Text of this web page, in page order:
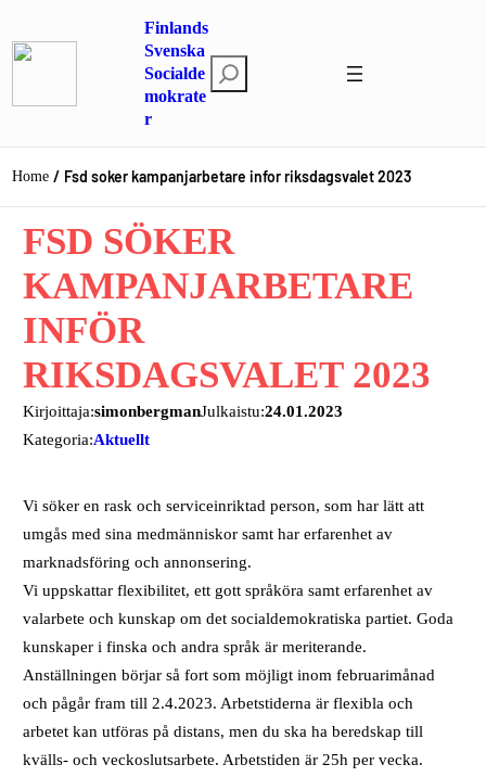
till
Finlands
Svenska
Socialde
mokrate
r
ö
Home Fsd soker kampanjarbetare infor riksdagsvalet 2023
FSD SÖKER
KAMPANJARBETARE
INFÖR
RIKSDAGSVALET 2023
Kirjoittaja:simonbergmanJulkaistu:24.01.2023
Kategoria:Aktuellt
Vi söker en rask och serviceinriktad person, som har lätt att
umgås med sina medmänniskor samt har erfarenhet av
marknadsföring och annonsering.
Vi uppskattar flexibilitet, ett gott språköra samt erfarenhet av
valarbete och kunskap om det socialdemokratiska partiet. Goda
kunskaper i finska och andra språk är meriterande.
Anställningen börjar så fort som möjligt inom februarimånad
och pågår fram till 2.4.2023. Arbetstiderna är flexibla och
arbetet kan utföras på distans, men du ska ha beredskap till
kvälls- och veckoslutsarbete. Arbetstiden är 25h per vecka.